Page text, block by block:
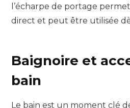
l’écharpe de portage
direct et peut être utilisée
Baignoire et
bain
Le bain est un moment clé